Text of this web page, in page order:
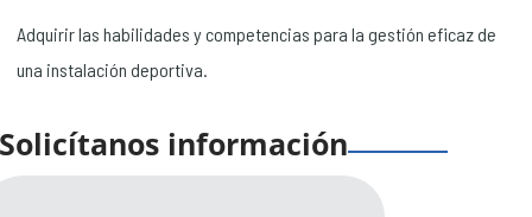
Adquirir las habilidades y competencias para la gestión eficaz de
una instalación deportiva.
Solicítanos información